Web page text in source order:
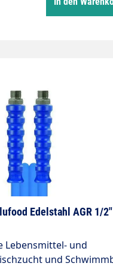
Edelstahl AGR 1/
Lebensmittel- und
und